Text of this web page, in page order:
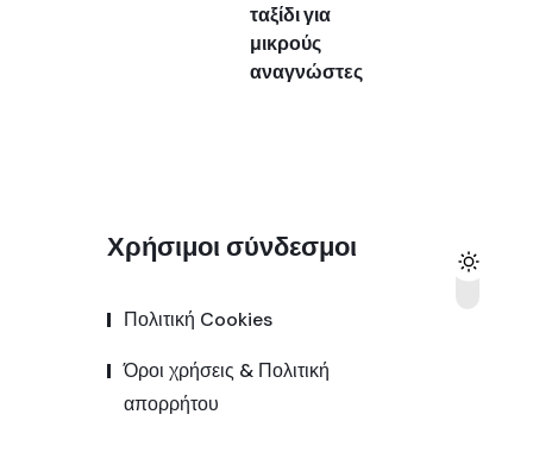
ταξίδι για
μικρούς
αναγνώστες
Χρήσιμοι σύνδεσμοι
Πολιτική Cookies
Όροι χρήσεις & Πολιτική
απορρήτου